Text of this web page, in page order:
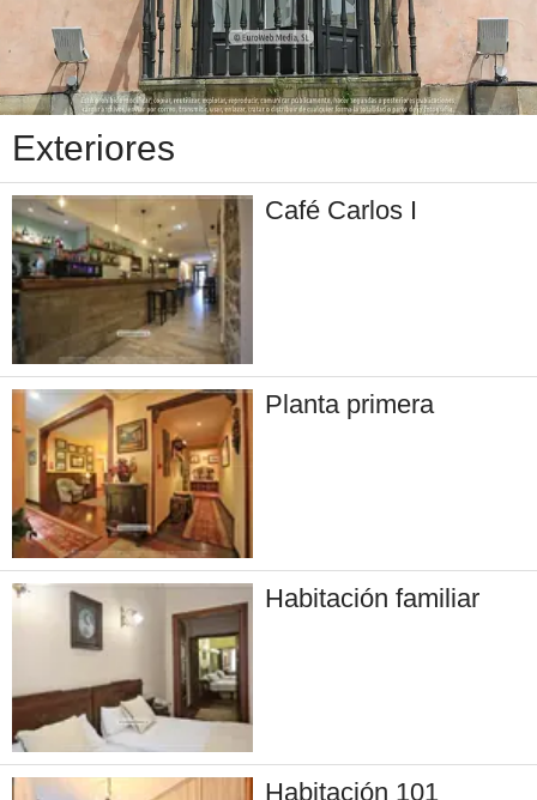
Exteriores
Café Carlos I
Planta primera
Habitación familiar
Habitación 101